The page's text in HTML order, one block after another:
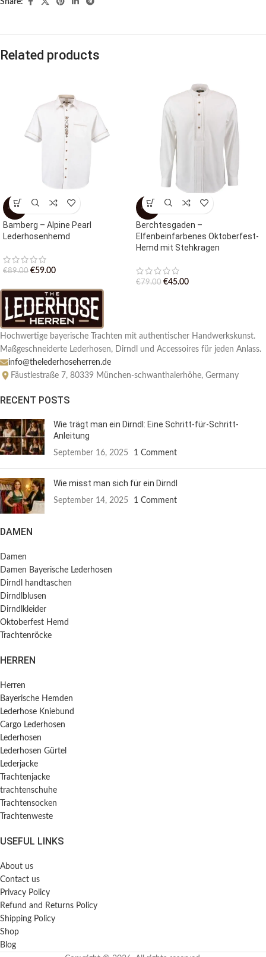
Share:
Related products
-34%
Bamberg – Alpine Pearl
Lederhosenhemd
€89.00 €59.00
-43%
Berchtesgaden –
Elfenbeinfarbenes Oktoberfest-
Hemd mit Stehkragen
€79.00 €45.00
Hochwertige bayerische Trachten mit authentischer Handwerkskunst.
Maßgeschneiderte Lederhosen, Dirndl und Accessoires für jeden Anlass.
info@thelederhoseherren.de
Fäustlestraße 7, 80339 München-schwanthalerhöhe, Germany
RECENT POSTS
Wie trägt man ein Dirndl: Eine Schritt-für-Schritt-
Anleitung
September 16, 2025 1 Comment
Wie misst man sich für ein Dirndl
September 14, 2025 1 Comment
DAMEN
Damen
Damen Bayerische Lederhosen
Dirndl handtaschen
Dirndlblusen
Dirndlkleider
Oktoberfest Hemd
Trachtenröcke
HERREN
Herren
Bayerische Hemden​
Lederhose Kniebund
Cargo Lederhosen
Lederhosen
Lederhosen Gürtel
Lederjacke
Trachtenjacke
trachtenschuhe
Trachtensocken
Trachtenweste
USEFUL LINKS
About us
Contact us
Privacy Policy
Refund and Returns Policy
Shipping Policy
Shop
Blog